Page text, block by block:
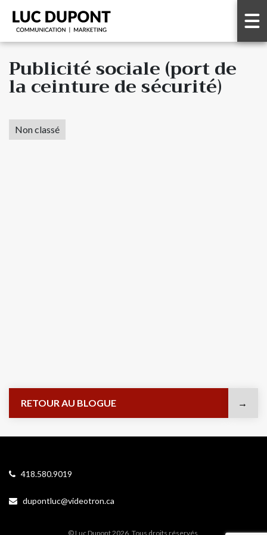
Publicité sociale (port de
la ceinture de sécurité)
Non classé
RETOUR AU BLOGUE
418.580.9019
dupontluc@videotron.ca
© Luc Dupont 2026. Tous droits réservés.